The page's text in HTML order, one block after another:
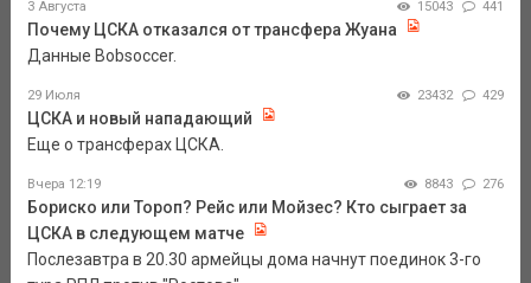
3 Августа 15043 441
Почему ЦСКА отказался от трансфера Жуана
Данные Bobsoccer.
29 Июля 23432 429
ЦСКА и новый нападающий
Еще о трансферах ЦСКА.
Вчера 12:19 8843 276
Бориско или Тороп? Рейс или Мойзес? Кто сыграет за
ЦСКА в следующем матче
Послезавтра в 20.30 армейцы дома начнут поединок 3-го